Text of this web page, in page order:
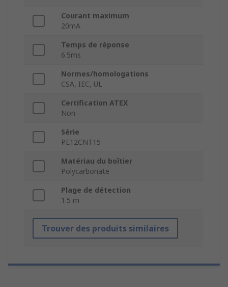
Courant maximum
20mA
Temps de réponse
6.5ms
Normes/homologations
CSA, IEC, UL
Certification ATEX
Non
Série
PE12CNT15
Matériau du boîtier
Polycarbonate
Plage de détection
1.5 m
Trouver des produits similaires